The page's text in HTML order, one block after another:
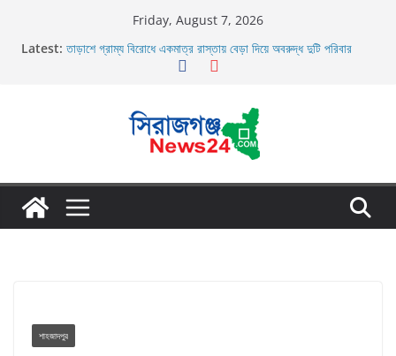
Friday, August 7, 2026
Latest: তাড়াশে গ্রাম্য বিরোধে একমাত্র রাস্তায় বেড়া দিয়ে অবরুদ্ধ দুটি পরিবার
তাড়াশে বাসের চাপায় পথচারী নিহত
চলাচলের রাস্তায় ঈদগাহ মাঠের প্রাচীর তাড়াশে অবরুদ্ধ ৪০টি পরিবার
উল্লাপাড়ায় ১১০ পিচ চায়না দোয়ারী জাল আগুনে পুড়িয়ে ধংস
শাহজাদপুর